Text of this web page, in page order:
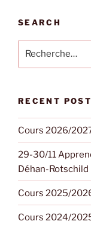
SEARCH
pour
RECENT
Cours 2026/
29-30/11
Déhan-Rotschild
Cours 2025/
Cours 2024/